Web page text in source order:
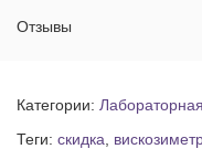
Отзывы
Категории:
Теги: скидка